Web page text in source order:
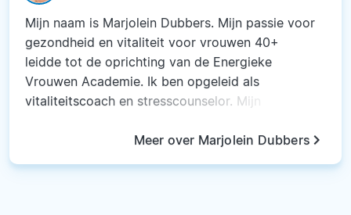
Mijn naam is Marjolein Dubbers. Mijn passie voor
gezondheid en vitaliteit voor vrouwen 40+
leidde tot de oprichting van de Energieke
Vrouwen Academie. Ik ben opgeleid als
vitaliteitscoach en stresscounselor. Mijn
volgde verder opleidingen op het gebied van
Meer over Marjolein Dubberskeyboard_arrow_right